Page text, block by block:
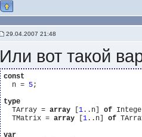
29.04.2007 21:48
Или вот такой
const
  n =
5;
type
  TArray =
array [ 1..n] of
  TMatrix =
array [ 1..n] of
var